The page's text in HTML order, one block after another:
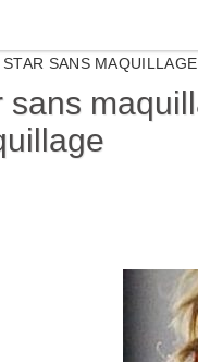
STAR SANS
sans